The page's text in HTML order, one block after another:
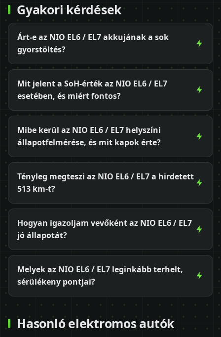
Gyakori kérdések
Árt-e az NIO EL6 / EL7 akkujának a sok
gyorstöltés?
Mit jelent a SoH-érték az NIO EL6 / EL7
esetében, és miért fontos?
Mibe kerül az NIO EL6 / EL7 helyszíni
állapotfelmérése, és mit kapok érte?
Tényleg megteszi az NIO EL6 / EL7 a hirdetett
513 km-t?
Hogyan igazoljam vevőként az NIO EL6 / EL7
jó állapotát?
Melyek az NIO EL6 / EL7 leginkább terhelt,
sérülékeny pontjai?
Hasonló elektromos autók